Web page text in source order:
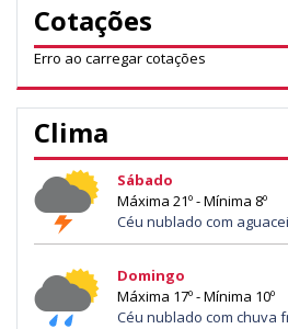
Cotações
Erro ao carregar cotações
Clima
Sábado
Máxima 21º - Mínima 8º
Céu nublado com
Domingo
Máxima 17º - Mínima 10º
Céu nublado com chuva